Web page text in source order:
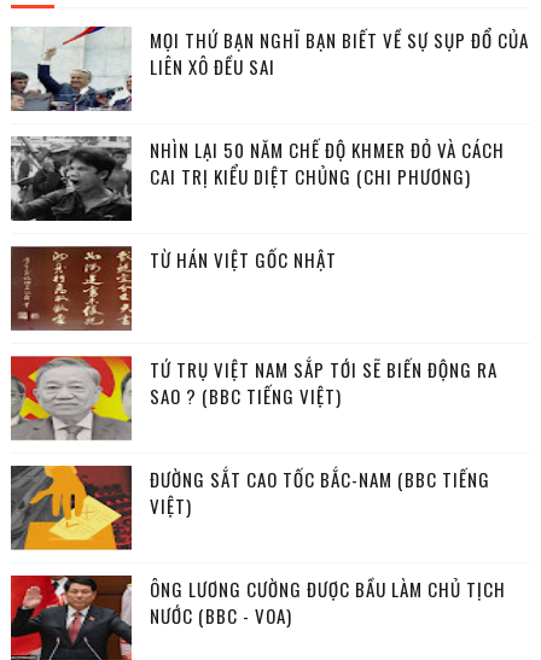
MỌI THỨ BẠN NGHĨ BẠN BIẾT VỀ SỰ SỤP ĐỔ CỦA
LIÊN XÔ ĐỀU SAI
NHÌN LẠI 50 NĂM CHẾ ĐỘ KHMER ĐỎ VÀ CÁCH
CAI TRỊ KIỂU DIỆT CHỦNG (CHI PHƯƠNG)
TỪ HÁN VIỆT GỐC NHẬT
TỨ TRỤ VIỆT NAM SẮP TỚI SẼ BIẾN ĐỘNG RA
SAO ? (BBC TIẾNG VIỆT)
ĐƯỜNG SẮT CAO TỐC BẮC-NAM (BBC TIẾNG
VIỆT)
ÔNG LƯƠNG CƯỜNG ĐƯỢC BẦU LÀM CHỦ TỊCH
NƯỚC (BBC - VOA)